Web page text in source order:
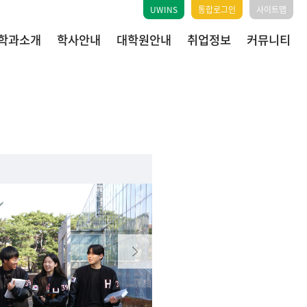
UWINS 통합로그인 사이트맵
과소개 학사안내 대학원안내 취업정보 커뮤니티